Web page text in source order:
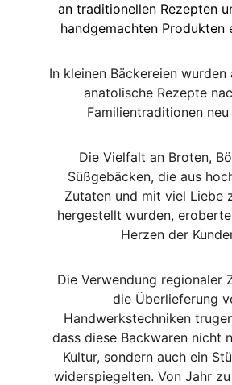
an traditionellen Rezepten
handgemachten Produkten
In kleinen Bäckereien wurden
anatolische Rezepte
Familientraditionen
Die Vielfalt an Broten,
Süßgebäcken, die aus
Zutaten und mit viel Liebe
hergestellt wurden,
Herzen der
Die Verwendung regionaler
die Überlieferung
Handwerkstechniken
dass diese Backwaren nicht
Kultur, sondern auch ein
widerspiegelten. Von Jahr